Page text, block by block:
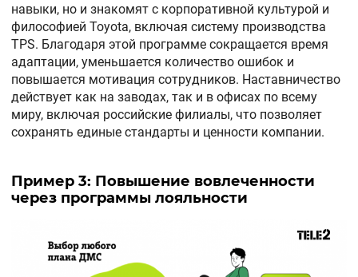
навыки, но и знакомят с корпоративной культурой и
философией Toyota, включая систему производства
TPS. Благодаря этой программе сокращается время
адаптации, уменьшается количество ошибок и
повышается мотивация сотрудников. Наставничество
действует как на заводах, так и в офисах по всему
миру, включая российские филиалы, что позволяет
сохранять единые стандарты и ценности компании.
Пример 3: Повышение вовлеченности
через программы лояльности